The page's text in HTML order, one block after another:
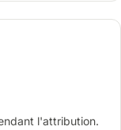
l'attribution.